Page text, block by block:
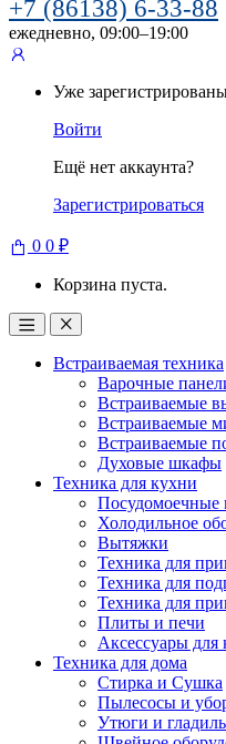
+7 (86138) 6-33-88
ежедневно, 09:00–19:00
Уже
Войти
Ещё нет аккаунта?
Зарегистрироваться
0 0 ₽
Корзина пуста.
Встраиваемая техника
Варочные
Встраиваемые
Встраиваемые
Встраиваемые
Духовые шкафы
Техника для кухни
Холодильное
Вытяжки
Техника для
Техника для
Техника для
Плиты и печи
Аксессуары для
Техника для дома
Стирка и Сушка
Пылесосы и
Утюги и